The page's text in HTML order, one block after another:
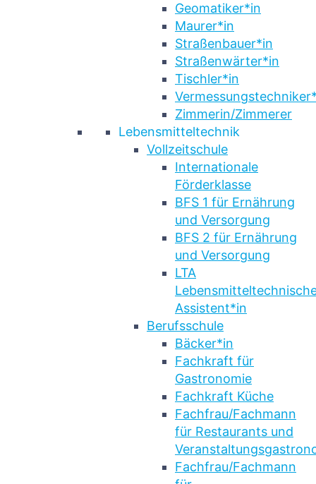
Geomatiker*in
Maurer*in
Straßenbauer*in
Straßenwärter*in
Tischler*in
Zimmerin/Zimmerer
Lebensmitteltechnik
Vollzeitschule
Internationale
Förderklasse
BFS 1 für Ernährung
und Versorgung
BFS 2 für Ernährung
und Versorgung
LTA
Assistent*in
Berufsschule
Bäcker*in
Fachkraft für
Gastronomie
Fachkraft Küche
Fachfrau/Fachmann
für Restaurants und
Fachfrau/Fachmann